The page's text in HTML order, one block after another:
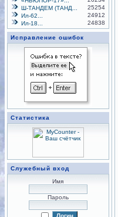
Ш-ТАНДЕМ (ТАНД...
25254
Ил-62...
24912
Ил-18...
24838
Исправление ошибок
Статистика
Служебный вход
Имя
Пароль